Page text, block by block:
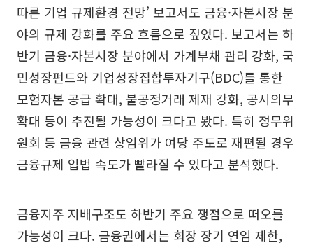
따른 기업 규제환경 전망’ 보고서도 금융·자본시장 분
야의 규제 강화를 주요 흐름으로 짚었다. 보고서는 하
반기 금융·자본시장 분야에서 가계부채 관리 강화, 국
민성장펀드와 기업성장집합투자기구(BDC)를 통한
모험자본 공급 확대, 불공정거래 제재 강화, 공시의무
확대 등이 추진될 가능성이 크다고 봤다. 특히 정무위
원회 등 금융 관련 상임위가 여당 주도로 재편될 경우
금융규제 입법 속도가 빨라질 수 있다고 분석했다.
금융지주 지배구조도 하반기 주요 쟁점으로 떠오를
가능성이 크다. 금융권에서는 회장 장기 연임 제한,